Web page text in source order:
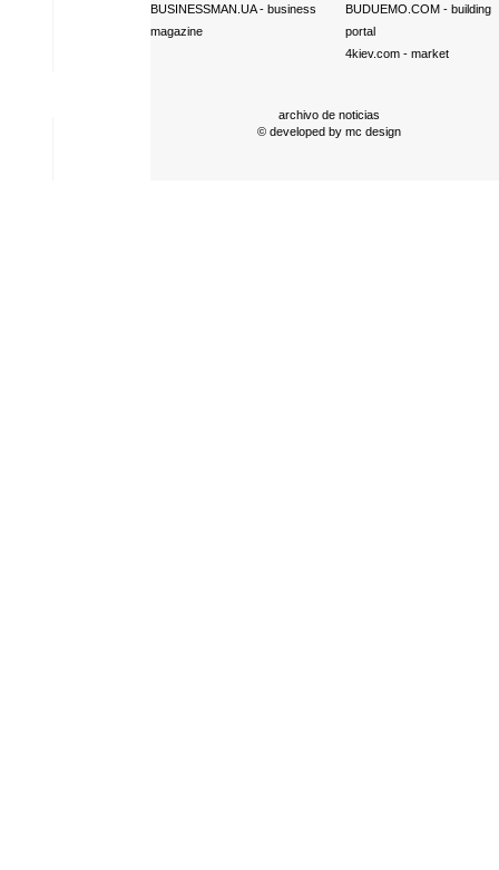
BUSINESSMAN.UA- business
magazine
BUDUEMO.COM- building
portal
4kiev.com- market
archivo de noticias
© developed by mc design